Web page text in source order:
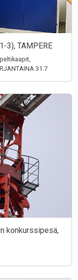
3), TAMPERE
31.7
konkurssipesä,